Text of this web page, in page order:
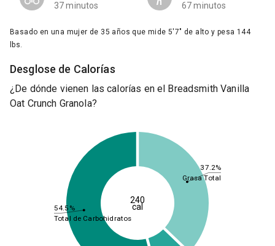
37 minutos 67 minutos
Basado en una mujer de 35 años que mide 5'7" de alto y pesa 144
lbs.
Desglose de Calorías
¿De dónde vienen las calorías en el Breadsmith Vanilla
Oat Crunch Granola?
37.2%
54.5%
Grasa Total
Total de Carbohidratos
240
cal